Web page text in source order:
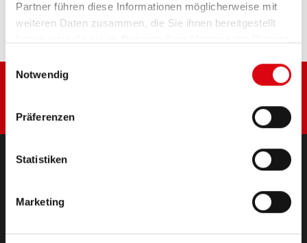
Partner führen diese Informationen möglicherweise mit
weiteren Daten zusammen, die Sie ihnen bereitgestellt
Einwilligungsauswahl
Notwendig
Präferenzen
Statistiken
Marketing
HÄNDLER & EINBAUSERVICE >
Starter- & Bordnetzbatterien
(Semi-) Traktion & Standby